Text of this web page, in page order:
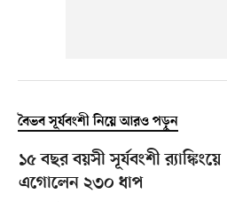
বৈভব সূর্যবংশী নিয়ে আরও পড়ুন
১৫ বছর বয়সী সূর্যবংশী র‍্যাঙ্কিংয়ে
এগোলেন ২৩০ ধাপ